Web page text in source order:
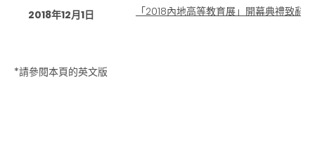
2018年12月1日 「2018內地高等教育展」開幕典禮致辭
*請參閱本頁的英文版